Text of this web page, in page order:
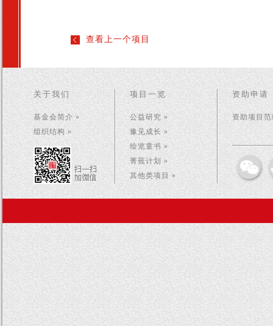
查看上一个项目
关于我们
基金会简介 »
组织结构 »
项目一览
公益研究 »
豫见成长 »
绘览童书 »
菁莪计划 »
其他类项目 »
资助申请
资助项目